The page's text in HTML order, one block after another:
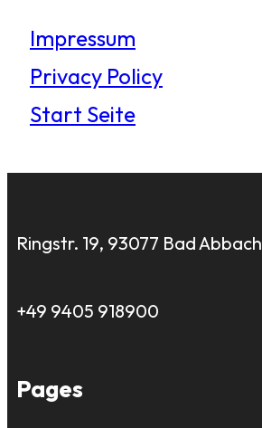
Impressum
Privacy Policy
Start Seite
Ringstr. 19, 93077 Bad Abbach
+49 9405 918900
Pages